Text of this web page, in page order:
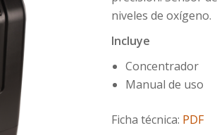
niveles de oxígeno.
Incluye
Concentrador
Manual de uso
Ficha técnica: PDF